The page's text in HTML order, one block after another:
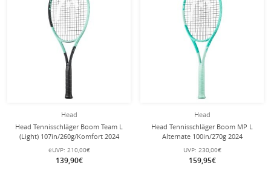
Head
Head Tennisschläger Boom Team L
(Light) 107in/260g/Komfort 2024
schwarz/türkis - besaitet -
eUVP: 210,00€
139,90€
Head
Head Tennisschläger Boom MP L
Alternate 100in/270g 2024
mint/türkis - unbesaitet -
UVP: 230,00€
159,95€